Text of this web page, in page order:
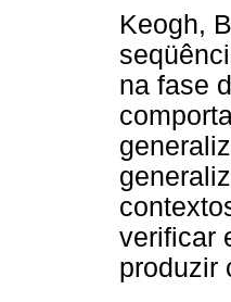
Keogh,
na fase
verificar
produzir